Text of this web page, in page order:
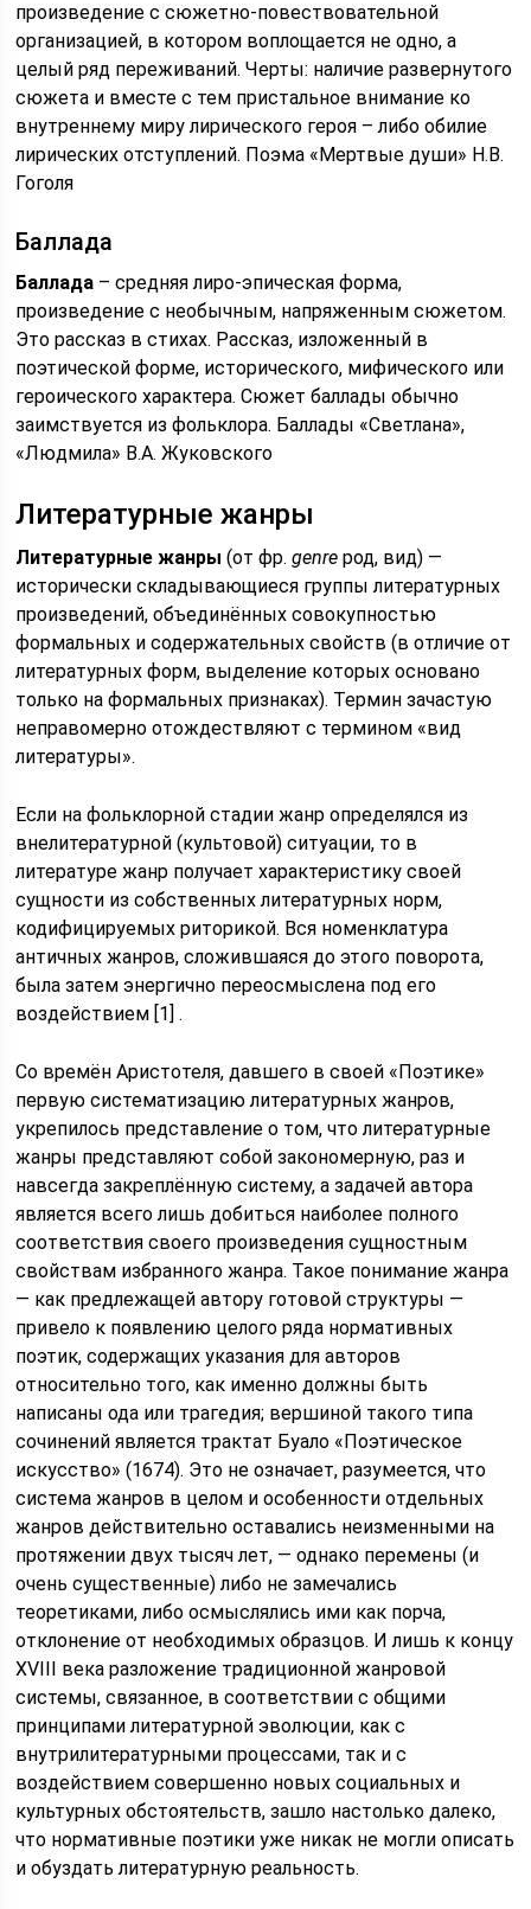
произведение с сюжетно-повествовательной
организацией, в котором воплощается не одно, а
целый ряд переживаний. Черты: наличие развернутого
сюжета и вместе с тем пристальное внимание ко
внутреннему миру лирического героя – либо обилие
лирических отступлений. Поэма «Мертвые души» Н.В.
Гоголя
Баллада
Баллада – средняя лиро-эпическая форма,
произведение с необычным, напряженным сюжетом.
Это рассказ в стихах. Рассказ, изложенный в
поэтической форме, исторического, мифического или
героического характера. Сюжет баллады обычно
заимствуется из фольклора. Баллады «Светлана»,
«Людмила» В.А. Жуковского
Литературные жанры
Литературные жанры (от фр.genre род, вид) —
исторически складывающиеся группы литературных
произведений, объединённых совокупностью
формальных и содержательных свойств (в отличие от
литературных форм, выделение которых основано
только на формальных признаках). Термин зачастую
неправомерно отождествляют с термином «вид
литературы».
Если на фольклорной стадии жанр определялся из
внелитературной (культовой) ситуации, то в
литературе жанр получает характеристику своей
сущности из собственных литературных норм,
кодифицируемых риторикой. Вся номенклатура
античных жанров, сложившаяся до этого поворота,
была затем энергично переосмыслена под его
воздействием [1] .
Со времён Аристотеля, давшего в своей «Поэтике»
первую систематизацию литературных жанров,
укрепилось представление о том, что литературные
жанры представляют собой закономерную, раз и
навсегда закреплённую систему, а задачей автора
является всего лишь добиться наиболее полного
соответствия своего произведения сущностным
свойствам избранного жанра. Такое понимание жанра
— как предлежащей автору готовой структуры —
привело к появлению целого ряда нормативных
поэтик, содержащих указания для авторов
относительно того, как именно должны быть
написаны ода или трагедия; вершиной такого типа
сочинений является трактат Буало «Поэтическое
искусство» (1674). Это не означает, разумеется, что
система жанров в целом и особенности отдельных
жанров действительно оставались неизменными на
протяжении двух тысяч лет, — однако перемены (и
очень существенные) либо не замечались
теоретиками, либо осмыслялись ими как порча,
отклонение от необходимых образцов. И лишь к концу
XVIII века разложение традиционной жанровой
системы, связанное, в соответствии с общими
принципами литературной эволюции, как с
внутрилитературными процессами, так и с
воздействием совершенно новых социальных и
культурных обстоятельств, зашло настолько далеко,
что нормативные поэтики уже никак не могли описать
и обуздать литературную реальность.